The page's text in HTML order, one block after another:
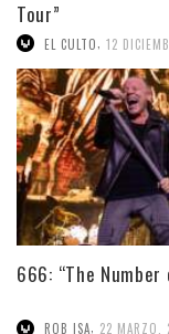
Tour”
EL CULTO 12
666: “The
ROB ISA, 22 MARZO,